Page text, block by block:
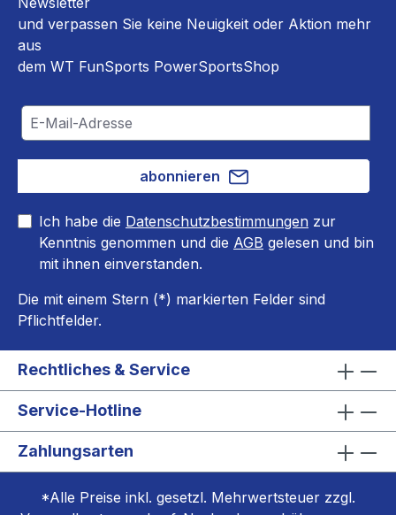
und verpassen Sie keine Neuigkeit oder Aktion mehr
aus
dem WT FunSports PowerSportsShop
abonnieren
Ich habe die Datenschutzbestimmungen zur
Kenntnis genommen und die AGB gelesen und bin
mit ihnen einverstanden.
Die mit einem Stern (*) markierten Felder sind
Pflichtfelder.
Rechtliches & Service
Service-Hotline
Zahlungsarten
*Alle Preise inkl. gesetzl. Mehrwertsteuer zzgl.